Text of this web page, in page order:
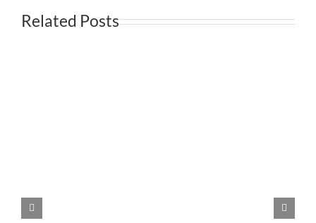
Related Posts